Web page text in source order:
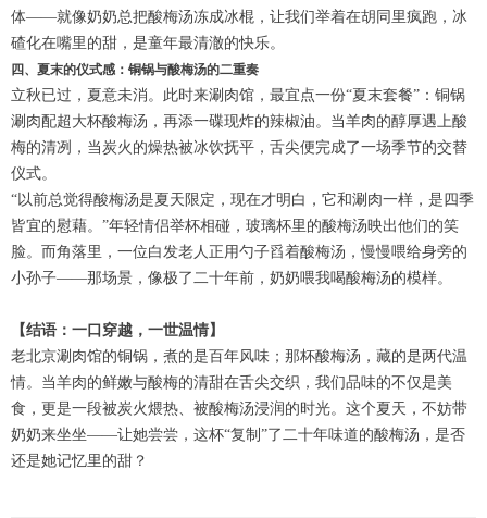
体——就像奶奶总把酸梅汤冻成冰棍，让我们举着在胡同里疯跑，冰
碴化在嘴里的甜，是童年最清澈的快乐。
四、夏末的仪式感：铜锅与酸梅汤的二重奏
立秋已过，夏意未消。此时来涮肉馆，最宜点一份“夏末套餐”：铜锅
涮肉配超大杯酸梅汤，再添一碟现炸的辣椒油。当羊肉的醇厚遇上酸
梅的清冽，当炭火的燥热被冰饮抚平，舌尖便完成了一场季节的交替
仪式。
“以前总觉得酸梅汤是夏天限定，现在才明白，它和涮肉一样，是四季
皆宜的慰藉。”年轻情侣举杯相碰，玻璃杯里的酸梅汤映出他们的笑
脸。而角落里，一位白发老人正用勺子舀着酸梅汤，慢慢喂给身旁的
小孙子——那场景，像极了二十年前，奶奶喂我喝酸梅汤的模样。
【结语：一口穿越，一世温情】
老北京涮肉馆的铜锅，煮的是百年风味；那杯酸梅汤，藏的是两代温
情。当羊肉的鲜嫩与酸梅的清甜在舌尖交织，我们品味的不仅是美
食，更是一段被炭火煨热、被酸梅汤浸润的时光。这个夏天，不妨带
奶奶来坐坐——让她尝尝，这杯“复制”了二十年味道的酸梅汤，是否
还是她记忆里的甜？